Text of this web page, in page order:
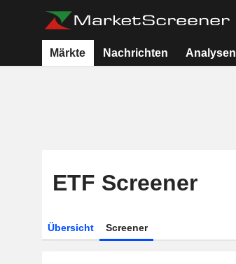
Märkte Nachrichten Analysen
ETF Screener
Übersicht Screener